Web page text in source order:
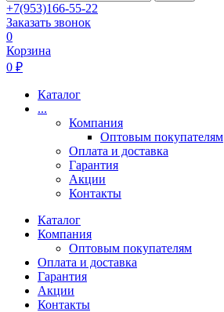
+7(953)166-55-22
Заказать звонок
0
Корзина
0 ₽
Каталог
...
Компания
Оптовым покупателям
Оплата и доставка
Гарантия
Акции
Контакты
Каталог
Компания
Оптовым покупателям
Оплата и доставка
Гарантия
Акции
Контакты